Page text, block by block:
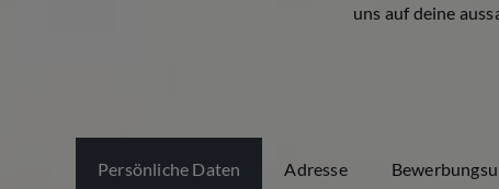
uns auf deine
Persönliche Daten Adresse